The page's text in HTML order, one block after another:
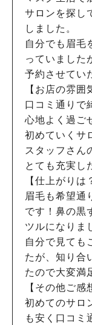
サロンを探し
しました。
自分でも眉毛
っていました
予約させてい
【お店の雰囲
口コミ通りで
心地よく過ご
初めていくサ
スタッフさん
とても充実し
【仕上がりは
眉毛も希望通
です！鼻の黒
ツルになりま
自分で見ても
たが、知り合
たので大変満
【その他ご感
初めてのサロ
も安く口コミ